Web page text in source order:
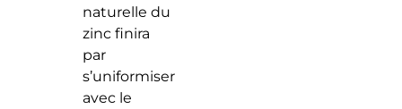
naturelle du
zinc finira
par
s’uniformiser
avec le